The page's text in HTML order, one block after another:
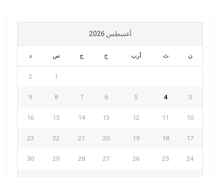
أغسطس 2026
ن ث أرب خ ج س د
1
2
3
4
5
6
7
8
9
10
11
12
13
14
15
16
17
18
19
20
21
22
23
24
25
26
27
28
29
30